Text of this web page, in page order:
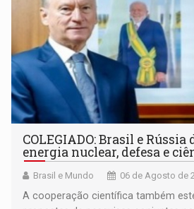
COLEGIADO: Brasil e
energia nuclear, defesa e
Brasil e Mundo 06 de Agosto de
A cooperação científica também